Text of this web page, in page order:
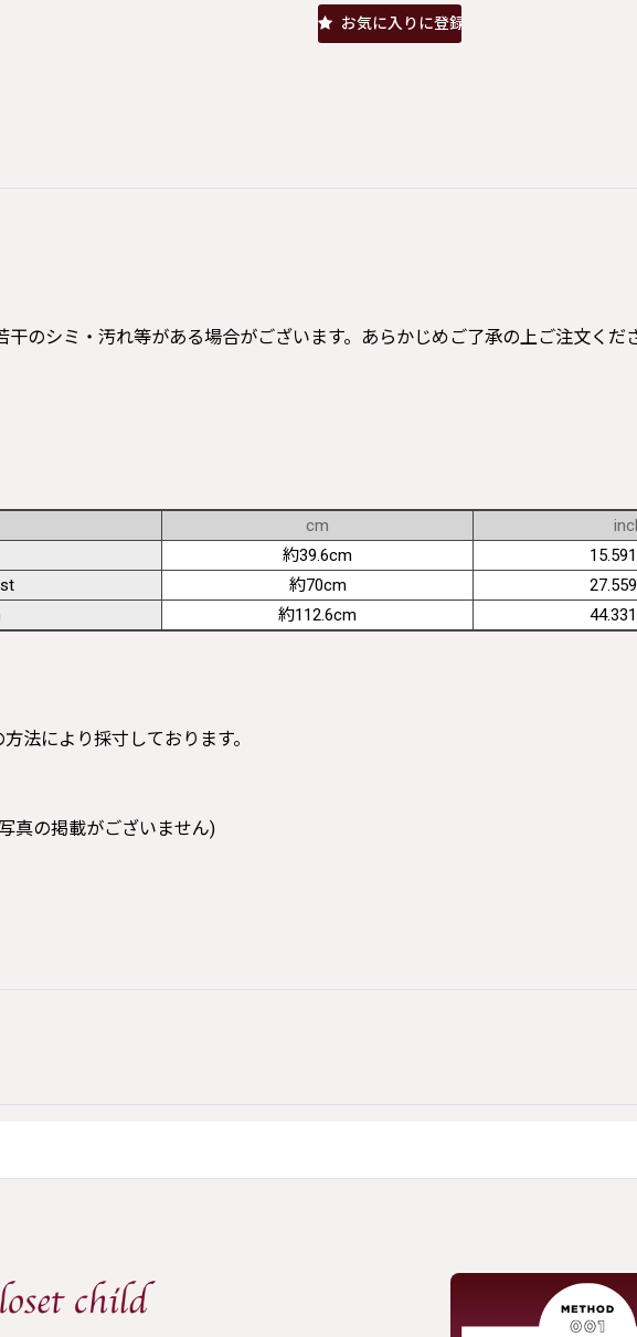
お気に入りに登録
干のシミ・汚れ等がある場合がございます。あらかじめご了承の上ご注文くだ
cm
約39.6cm
約70cm
約112.6cm
法により採寸しております。
真の掲載がございません)